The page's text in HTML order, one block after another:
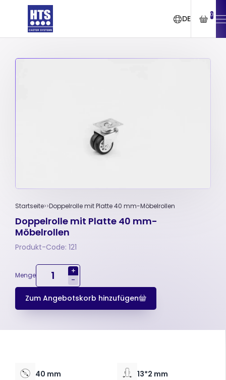
DE 0
Startseite Doppelrolle mit Platte 40 mm-Möbelrollen
Doppelrolle mit Platte 40 mm-
Möbelrollen
Produkt-Code: 121
Menge
+
-
Zum Angebotskorb hinzufügen
40 mm 13*2 mm